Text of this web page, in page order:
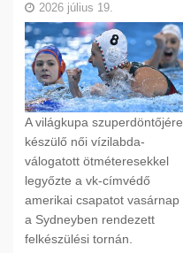
2026 július 19.
A világkupa szuperdöntőjére
készülő női vízilabda-
válogatott ötméteresekkel
legyőzte a vk-címvédő
amerikai csapatot vasárnap
a Sydneyben rendezett
felkészülési tornán.